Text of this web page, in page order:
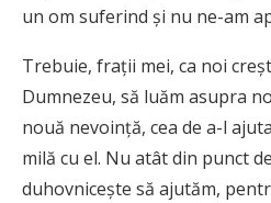
un om suferind și nu ne-am
Trebuie, frații mei, ca noi
Dumnezeu, să luăm asupra
nouă nevoință, cea de a-l
milă cu el. Nu atât din punct
duhovnicește să ajutăm,